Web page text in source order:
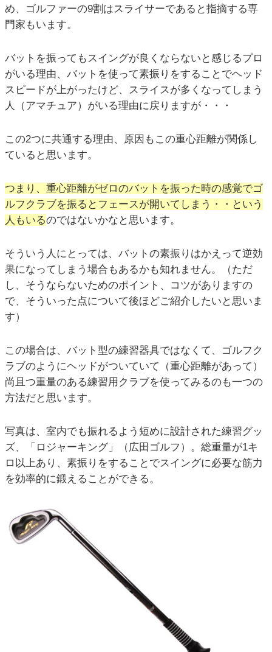
め、ゴルファーの9割はスライサーであると指摘する専
門家もいます。
バットを振ってもスイングが良くならないと感じるプロ
がいる理由、バットを使って素振りをすることでヘッド
スピードが上がったけど、スライスが多くなってしまう
人（アマチュア）がいる理由に戻りますが・・・
この2つに共通する理由、原因もこの重心距離が関係し
ていると思います。
つまり、重心距離がゼロのバットを振った時の感覚でゴ
ルフクラブを振るとフェースが開いてしまう・・という
人もいるのではないかなと思います。
そういう人にとっては、バットの素振りはかえって逆効
果になってしまう場合もあるかも知れません。（ただ
し、そうならないためのポイント、コツがありますの
で、そういった点について後ほどご紹介したいと思いま
す）
この場合は、バット型の練習器具ではなくて、ゴルフク
ラブのようにヘッドがついていて（重心距離があって）
尚且つ重量のある練習用クラブを使ってみるのも一つの
方法だと思います。
写真は、室内でも振れるよう短めに設計された練習グッ
ズ、「ロジャーキング」（広田ゴルフ）。総重量が1キ
ロ以上あり、素振りをすることでスイングに必要な筋力
を効率的に鍛えることができる。